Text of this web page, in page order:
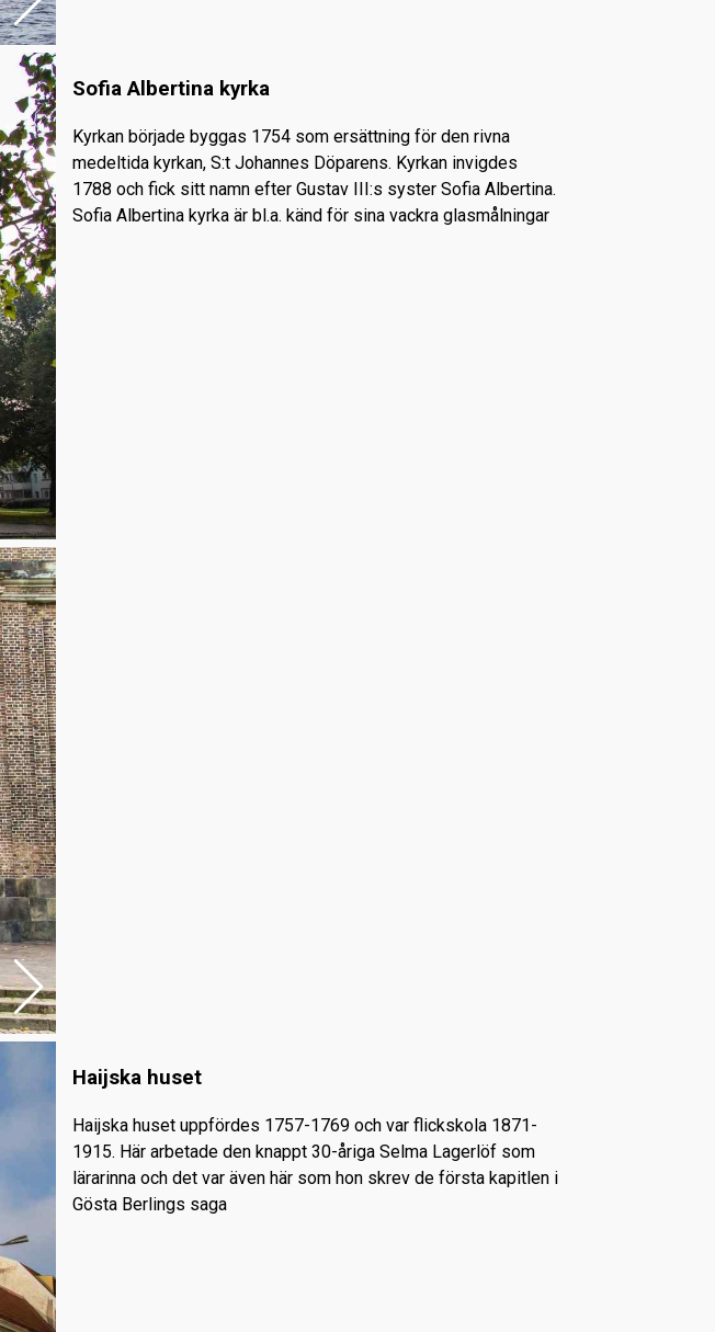
Sofia Albertina kyrka
Kyrkan började byggas 1754 som ersättning för den rivna
medeltida kyrkan, S:t Johannes Döparens. Kyrkan invigdes
1788 och fick sitt namn efter Gustav III:s syster Sofia Albertina.
Sofia Albertina kyrka är bl.a. känd för sina vackra glasmålningar
Haijska huset
Haijska huset uppfördes 1757-1769 och var flickskola 1871-
1915. Här arbetade den knappt 30-åriga Selma Lagerlöf som
lärarinna och det var även här som hon skrev de första kapitlen i
Gösta Berlings saga